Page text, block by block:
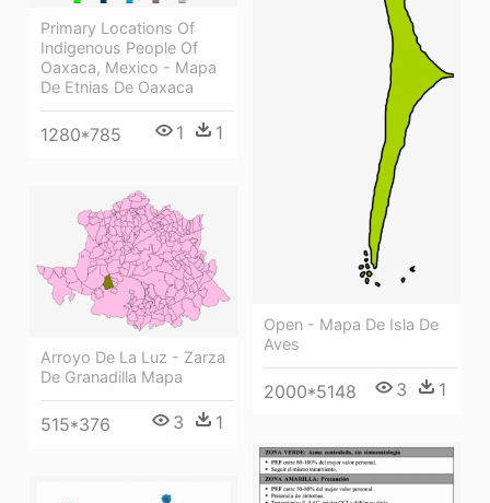
Open - Mapa De Isla De
Aves
2000*5148 3 1
Primary Locations Of
Indigenous People Of
Oaxaca, Mexico - Mapa
De Etnias De Oaxaca
1280*785 1 1
Arroyo De La Luz - Zarza
De Granadilla Mapa
515*376 3 1